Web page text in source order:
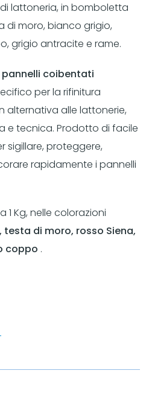
lattoneria, in bomboletta
di moro, bianco grigio,
grigio antracite e rame.
coibentati
per la rifinitura
alternativa alle lattonerie,
e tecnica. Prodotto di facile
sigillare, proteggere,
rapidamente i pannelli
1 Kg, nelle colorazioni
di moro, rosso Siena,
coppo .